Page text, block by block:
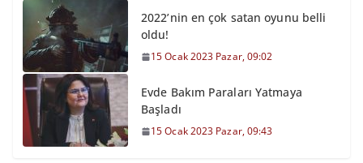
2022’nin en çok satan oyunu belli
oldu!
15 Ocak 2023 Pazar, 09:02
Evde Bakım Paraları Yatmaya
Başladı
15 Ocak 2023 Pazar, 09:43